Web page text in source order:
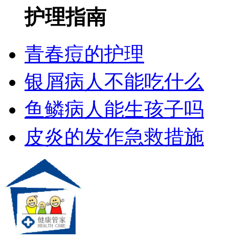
护理指南
青春痘的护理
银屑病人不能吃什么
鱼鳞病人能生孩子吗
皮炎的发作急救措施